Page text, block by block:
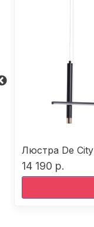
Люстра De
14 190 р.